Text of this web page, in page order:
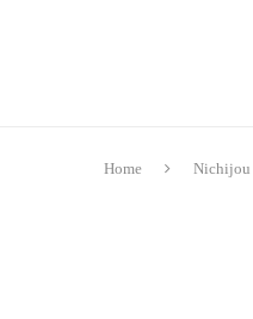
Home Nichijou